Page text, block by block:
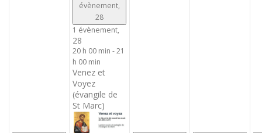
évènement,
28
1 évènement,
28
20 h 00 min -21
h 00 min
Venez et
Voyez
(évangile de
St Marc)